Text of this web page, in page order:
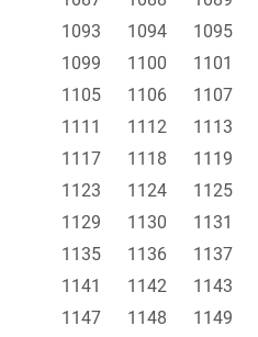
1093
1094 1095
1099
1100 1101
1105
1106 1107
1111
1112 1113
1117
1118 1119
1123
1124 1125
1129
1130 1131
1135
1136 1137
1141
1142 1143
1147
1148 1149